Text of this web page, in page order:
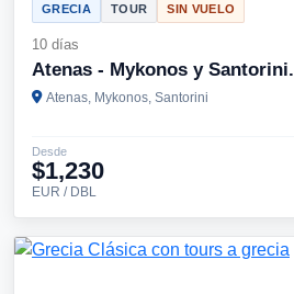
GRECIA TOUR SIN VUELO
10 días
Atenas - Mykonos y Santorini.
Atenas, Mykonos, Santorini
Desde
$1,230
EUR / DBL